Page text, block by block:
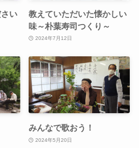
い
教えていただいた懐かしい
味～朴葉寿司つくり～
2024年7月12日
みんなで歌おう！
2024年5月20日